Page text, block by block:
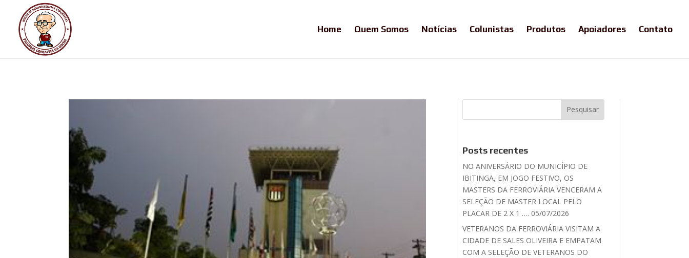
Home Quem Somos Notícias Colunistas Produtos Apoiadores Contato
Posts recentes
NO ANIVERSÁRIO DO MUNICÍPIO DE
IBITINGA, EM JOGO FESTIVO, OS
MASTERS DA FERROVIÁRIA VENCERAM A
SELEÇÃO DE MASTER LOCAL PELO
PLACAR DE 2 X 1 …. 05/07/2026
VETERANOS DA FERROVIÁRIA VISITAM A
CIDADE DE SALES OLIVEIRA E EMPATAM
COM A SELEÇÃO DE VETERANOS DO